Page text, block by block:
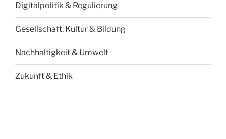
Digitalpolitik & Regulierung
Gesellschaft, Kultur & Bildung
Nachhaltigkeit & Umwelt
Zukunft & Ethik